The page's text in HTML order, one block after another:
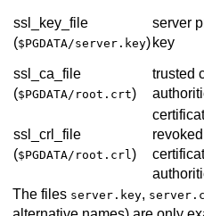
ssl_key_file
($PGDATA/server.key)
server
key
ssl_ca_file
($PGDATA/root.crt)
trusted
ssl_crl_file
($PGDATA/root.crl)
The files server.key,